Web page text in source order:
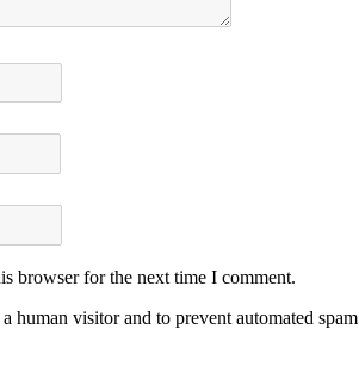
browser for the next time I comment.
human visitor and to prevent automated spam